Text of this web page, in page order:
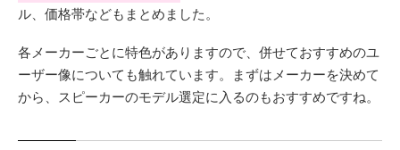
ル、価格帯などもまとめました。
各メーカーごとに特色がありますので、併せておすすめのユ
ーザー像についても触れています。まずはメーカーを決めて
から、スピーカーのモデル選定に入るのもおすすめですね。